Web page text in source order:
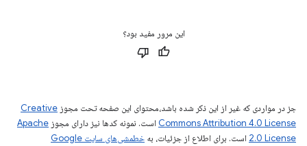
این مرور مفید بود؟
جز در مواردی که غیر از این ذکر شده باشد،‌محتوای این صفحه تحت مجوز Creative
Commons Attribution 4.0 License است. نمونه کدها نیز دارای مجوز Apache
2.0 License است. برای اطلاع از جزئیات، به
خطمشی‌های سایت Google